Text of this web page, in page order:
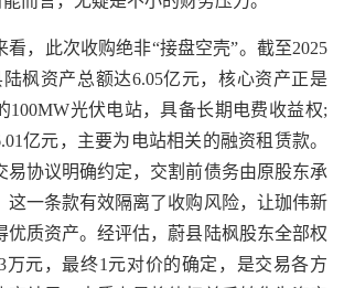
此次收购绝非“接盘空壳”。截至2025
枫资产总额达6.05亿元，核心资产正是
100MW光伏电站，具备长期电费收益权;
亿元，主要为电站相关的融资租赁款。
易协议明确约定，交割前债务由原股东承
这一条款有效隔离了收购风险，让珈伟新
优质资产。经评估，蔚县陆枫股东全部权
万元，最终1元对价的确定，是交易各方